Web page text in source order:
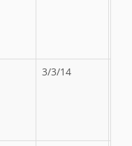
3/3/14